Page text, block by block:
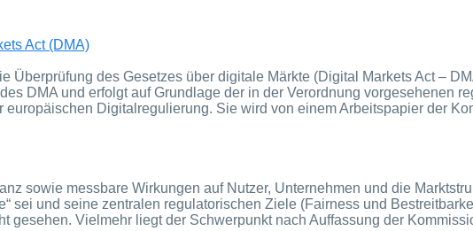
Act (DMA)
Überprüfung des Gesetzes über digitale Märkte (Digital Markets Act –
DMA und erfolgt auf Grundlage der in der Verordnung vorgesehenen
Digitalregulierung. Sie wird von einem Arbeitspapier der
sowie messbare Wirkungen auf Nutzer, Unternehmen und die
sei und seine zentralen regulatorischen Ziele (Fairness und
Vielmehr liegt der Schwerpunkt nach Auffassung der